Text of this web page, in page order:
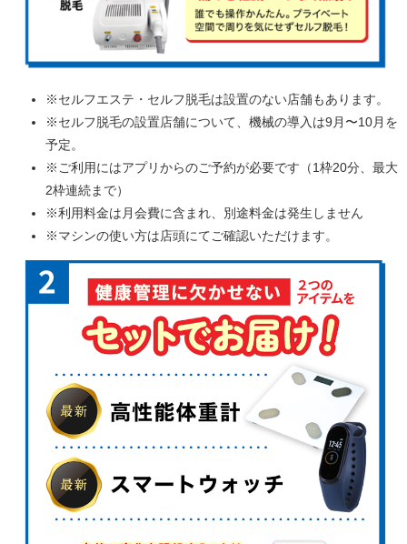
※セルフエステ・セルフ脱毛は設置のない店舗もあります。
※セルフ脱毛の設置店舗について、機械の導入は9月〜10月を
予定。
※ご利用にはアプリからのご予約が必要です（1枠20分、最大
2枠連続まで）
※利用料金は月会費に含まれ、別途料金は発生しません
※マシンの使い方は店頭にてご確認いただけます。